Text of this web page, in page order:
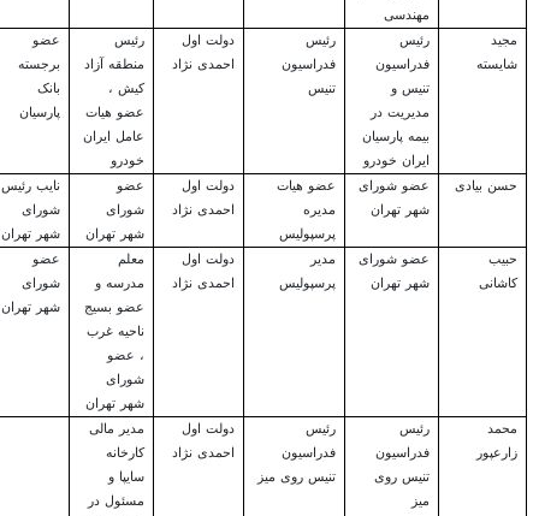
مهندسی
مجید
شایسته
رئیس
فدراسیون
تنیس و
مدیریت در
بیمه پارسیان
ایران خودرو
رئیس
فدراسیون
تنیس
دولت اول
احمدی نژاد
رئیس
منطقه آزاد
کیش ،
عضو هیات
عامل ایران
خودرو
عضو
برجسته
بانک
پارسیان
حسن بیادی
عضو شورای
شهر تهران
عضو هیات
مدیره
پرسپولیس
دولت اول
احمدی نژاد
عضو
شورای
شهر تهران
نایب رئیس
شورای
شهر تهران
حبیب
کاشانی
عضو شورای
شهر تهران
مدیر
پرسپولیس
دولت اول
احمدی نژاد
معلم
مدرسه و
عضو بسیج
ناحیه غرب
، عضو
شورای
شهر تهران
عضو
شورای
شهر تهران
محمد
زارعپور
رئیس
فدراسیون
تنیس روی
میز
رئیس
فدراسیون
تنیس روی میز
دولت اول
احمدی نژاد
مدیر مالی
کارخانه
سایپا و
مسئول در